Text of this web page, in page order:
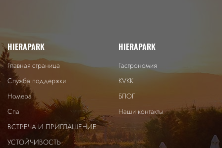
HIERAPARK
Главная страница
Служба поддержки
Номера
Спа
ВСТРЕЧА И ПРИГЛАШЕНИЕ
УСТОЙЧИВОСТЬ
HIERAPARK
Гастрономия
KVKK
БЛОГ
Наши контакты